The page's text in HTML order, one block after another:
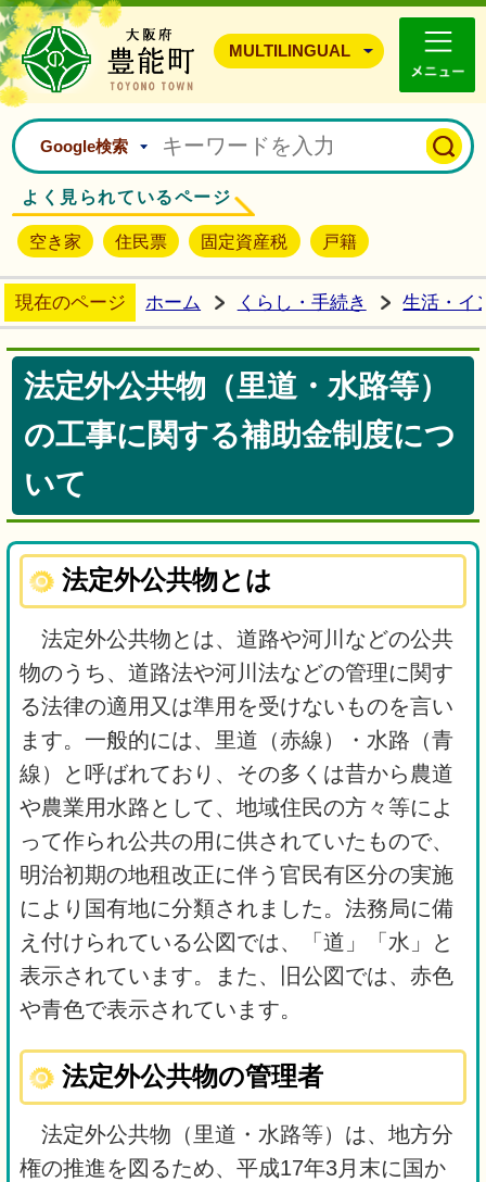
豊能町ホームページ
MULTILINGUAL
Google検索
よく見られているページ
空き家 住民票 固定資産税 戸籍
現在のページ ホーム くらし・手続き 生活・イ
法定外公共物（里道・水路等）
の工事に関する補助金制度につ
いて
法定外公共物とは
法定外公共物とは、道路や河川などの公共
物のうち、道路法や河川法などの管理に関す
る法律の適用又は準用を受けないものを言い
ます。一般的には、里道（赤線）・水路（青
線）と呼ばれており、その多くは昔から農道
や農業用水路として、地域住民の方々等によ
って作られ公共の用に供されていたもので、
明治初期の地租改正に伴う官民有区分の実施
により国有地に分類されました。法務局に備
え付けられている公図では、「道」「水」と
表示されています。また、旧公図では、赤色
や青色で表示されています。
法定外公共物の管理者
法定外公共物（里道・水路等）は、地方分
権の推進を図るため、平成17年3月末に国か